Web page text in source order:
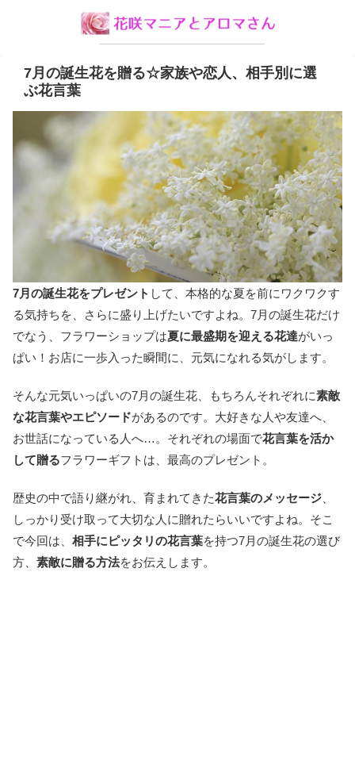
7月の誕生花を贈る☆家族や恋人、相手別に選
ぶ花言葉
7月の誕生花をプレゼント して、本格的な夏を前にワクワクす
る気持ちを、さらに盛り上げたいですよね。7月の誕生花だけ
でなう、フラワーショップは夏に最盛期を迎える花達がいっ
ぱい！お店に一歩入った瞬間に、元気になれる気がします。
そんな元気いっぱいの7月の誕生花、もちろんそれぞれに素敵
な花言葉やエピソードがあるのです。大好きな人や友達へ、
お世話になっている人へ…。それぞれの場面で花言葉を活か
して贈るフラワーギフトは、最高のプレゼント。
歴史の中で語り継がれ、育まれてきた花言葉のメッセージ
しっかり受け取って大切な人に贈れたらいいですよね。そこ
で今回は、 相手にピッタリの花言葉を持つ7月の誕生花の選び
方、 素敵に贈る方法をお伝えします。